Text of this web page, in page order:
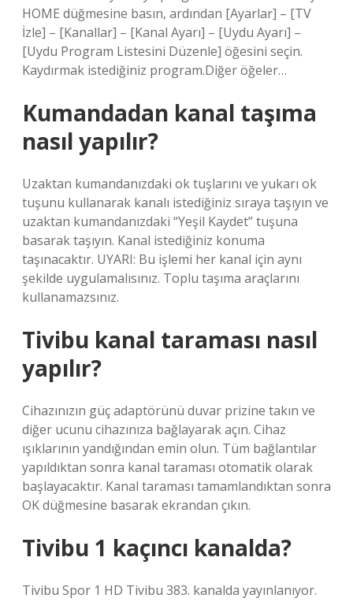
HOME düğmesine basın, ardından [Ayarlar] – [TV
İzle] – [Kanallar] – [Kanal Ayarı] – [Uydu Ayarı] –
[Uydu Program Listesini Düzenle] öğesini seçin.
Kaydırmak istediğiniz program.Diğer öğeler…
Kumandadan kanal taşıma
nasıl yapılır?
Uzaktan kumandanızdaki ok tuşlarını ve yukarı ok
tuşunu kullanarak kanalı istediğiniz sıraya taşıyın ve
uzaktan kumandanızdaki “Yeşil Kaydet” tuşuna
basarak taşıyın. Kanal istediğiniz konuma
taşınacaktır. UYARI: Bu işlemi her kanal için aynı
şekilde uygulamalısınız. Toplu taşıma araçlarını
kullanamazsınız.
Tivibu kanal taraması nasıl
yapılır?
Cihazınızın güç adaptörünü duvar prizine takın ve
diğer ucunu cihazınıza bağlayarak açın. Cihaz
ışıklarının yandığından emin olun. Tüm bağlantılar
yapıldıktan sonra kanal taraması otomatik olarak
başlayacaktır. Kanal taraması tamamlandıktan sonra
OK düğmesine basarak ekrandan çıkın.
Tivibu 1 kaçıncı kanalda?
Tivibu Spor 1 HD Tivibu 383. kanalda yayınlanıyor.